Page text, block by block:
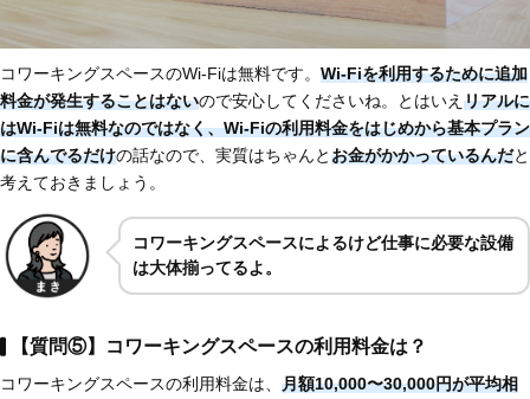
コワーキングスペースのWi-Fiは無料です。 Wi-Fiを利用するために追加
料金が発生することはないので安心してくださいね。とはいえ リアルに
はWi-Fiは無料なのではなく、Wi-Fiの利用料金をはじめから基本プラン
に含んでるだけの話なので、実質はちゃんとお金がかかっているんだと
考えておきましょう。
コワーキングスペースによるけど仕事に必要な設備
は大体揃ってるよ。
【質問⑤】コワーキングスペースの利用料金は？
コワーキングスペースの利用料金は、 月額10,000〜30,000円が平均相